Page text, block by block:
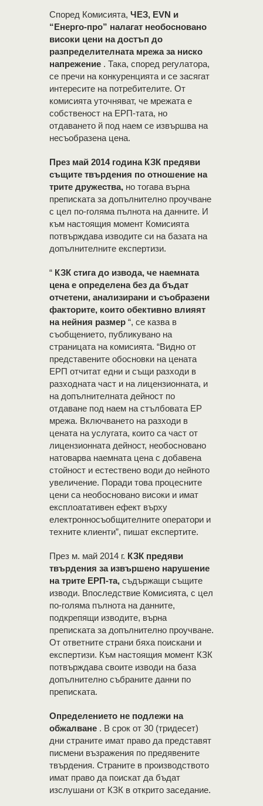
Според Комисията, ЧЕЗ, EVN и
“Енерго-про” налагат необосновано
високи цени на достъп до
разпределителната мрежа за ниско
напрежение . Така, според регулатора,
се пречи на конкуренцията и се засягат
интересите на потребителите. От
комисията уточняват, че мрежата е
собственост на ЕРП-тата, но
отдаването й под наем се извършва на
несъобразена цена.
През май 2014 година КЗК предяви
същите твърдения по отношение на
трите дружества, но тогава върна
преписката за допълнително проучване
с цел по-голяма пълнота на данните. И
към настоящия момент Комисията
потвърждава изводите си на базата на
допълнителните експертизи.
“ КЗК стига до извода, че наемната
цена е определена без да бъдат
отчетени, анализирани и съобразени
факторите, които обективно влияят
на нейния размер “, се казва в
съобщението, публикувано на
страницата на комисията. “Видно от
представените обосновки на цената
ЕРП отчитат едни и същи разходи в
разходната част и на лицензионната, и
на допълнителната дейност по
отдаване под наем на стълбовата ЕР
мрежа. Включването на разходи в
цената на услугата, които са част от
лицензионната дейност, необосновано
натоварва наемната цена с добавена
стойност и естествено води до нейното
увеличение. Поради това процесните
цени са необосновано високи и имат
експлоатативен ефект върху
електронносъобщителните оператори и
техните клиенти”, пишат експертите.
През м. май 2014 г. КЗК предяви
твърдения за извършено нарушение
на трите ЕРП-та, съдържащи същите
изводи. Впоследствие Комисията, с цел
по-голяма пълнота на данните,
подкрепящи изводите, върна
преписката за допълнително проучване.
От ответните страни бяха поискани и
експертизи. Към настоящия момент КЗК
потвърждава своите изводи на база
допълнително събраните данни по
преписката.
Определението не подлежи на
обжалване . В срок от 30 (тридесет)
дни страните имат право да представят
писмени възражения по предявените
твърдения. Страните в производството
имат право да поискат да бъдат
изслушани от КЗК в открито заседание.